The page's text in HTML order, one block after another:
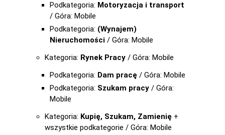
Podkategoria: Motoryzacja i transport
/ Góra: Mobile
Podkategoria: (Wynajem)
Nieruchomości / Góra: Mobile
Kategoria: Rynek Pracy / Góra: Mobile
Podkategoria: Dam pracę / Góra: Mobile
Podkategoria: Szukam pracy / Góra:
Mobile
Kategoria: Kupię, Szukam, Zamienię +
wszystkie podkategorie / Góra: Mobile